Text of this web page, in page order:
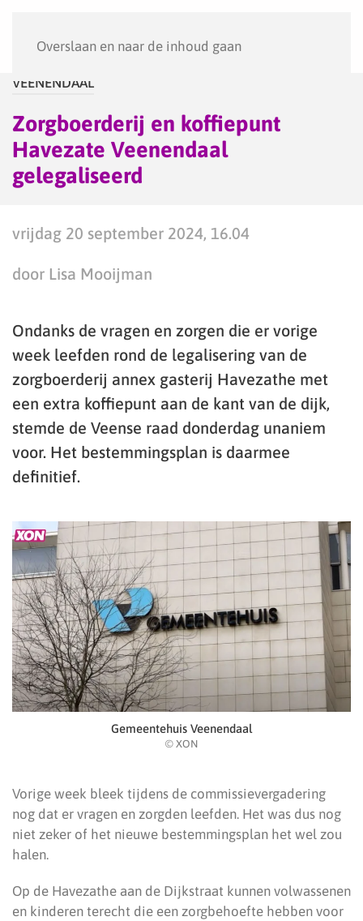
Overslaan en naar de inhoud gaan
VEENENDAAL
Zorgboerderij en koffiepunt
Havezate Veenendaal
gelegaliseerd
vrijdag 20 september 2024, 16.04
door Lisa Mooijman
Ondanks de vragen en zorgen die er vorige
week leefden rond de legalisering van de
zorgboerderij annex gasterij Havezathe met
een extra koffiepunt aan de kant van de dijk,
stemde de Veense raad donderdag unaniem
voor. Het bestemmingsplan is daarmee
definitief.
Gemeentehuis Veenendaal
© XON
Vorige week bleek tijdens de commissievergadering
nog dat er vragen en zorgden leefden. Het was dus nog
niet zeker of het nieuwe bestemmingsplan het wel zou
halen.
Op de Havezathe aan de Dijkstraat kunnen volwassenen
en kinderen terecht die een zorgbehoefte hebben voor